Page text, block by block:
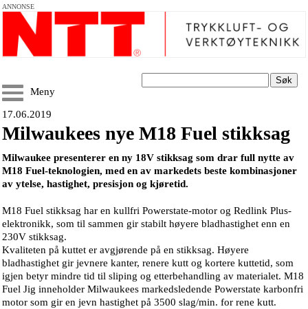
ANNONSE
Søk
Meny
17.06.2019
Milwaukees nye M18 Fuel stikksag
Milwaukee presenterer en ny 18V stikksag som drar full nytte av
M18 Fuel-teknologien, med en av markedets beste kombinasjoner
av ytelse, hastighet, presisjon og kjøretid.
M18 Fuel stikksag har en kullfri Powerstate-motor og Redlink Plus-
elektronikk, som til sammen gir stabilt høyere bladhastighet enn en
230V stikksag.
Kvaliteten på kuttet er avgjørende på en stikksag. Høyere
bladhastighet gir jevnere kanter, renere kutt og kortere kuttetid, som
igjen betyr mindre tid til sliping og etterbehandling av materialet. M18
Fuel Jig inneholder Milwaukees markedsledende Powerstate karbonfri
motor som gir en jevn hastighet på 3500 slag/min. for rene kutt.